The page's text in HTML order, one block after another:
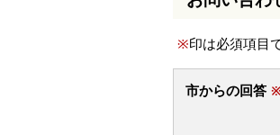
※印は必須項目
市からの回答 ※